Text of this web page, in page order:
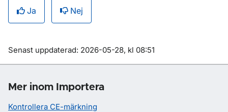
Ja Nej
Om sidan
Senast uppdaterad: 2026-05-28, kl 08:51
Mer inom Importera
Kontrollera CE-märkning